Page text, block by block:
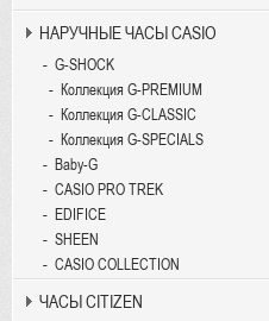
НАРУЧНЫЕ ЧАСЫ CASIO
G-SHOCK
Коллекция G-PREMIUM
Коллекция G-CLASSIC
Коллекция G-SPECIALS
Baby-G
CASIO PRO TREK
EDIFICE
SHEEN
CASIO COLLECTION
ЧАСЫ CITIZEN